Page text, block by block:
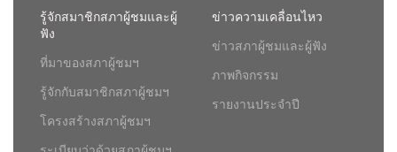
รู้จักสมาชิกสภาผู้ชมและผู้
ฟัง
ที่มาของสภาผู้ชมฯ
รู้จักกับสมาชิกสภาผู้ชมฯ
โครงสร้างสภาผู้ชมฯ
ข่าวความเคลื่อนไหว
ข่าวสภาผู้ชมและผู้ฟัง
ภาพกิจกรรม
รายงานประจำปี